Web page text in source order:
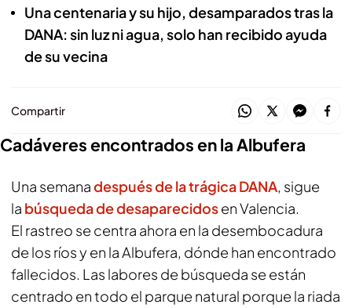
Una centenaria y su hijo, desamparados tras la
DANA: sin luz ni agua, solo han recibido ayuda
de su vecina
Compartir
Cadáveres encontrados en la Albufera
Una semanadespués de la trágica DANA, sigue
la búsqueda de desaparecidosen Valencia.
El rastreo se centra ahora en la desembocadura
de los ríos y en la Albufera, dónde han encontrado
fallecidos. Las labores de búsqueda se están
centrado en todo el parque natural porque la riada